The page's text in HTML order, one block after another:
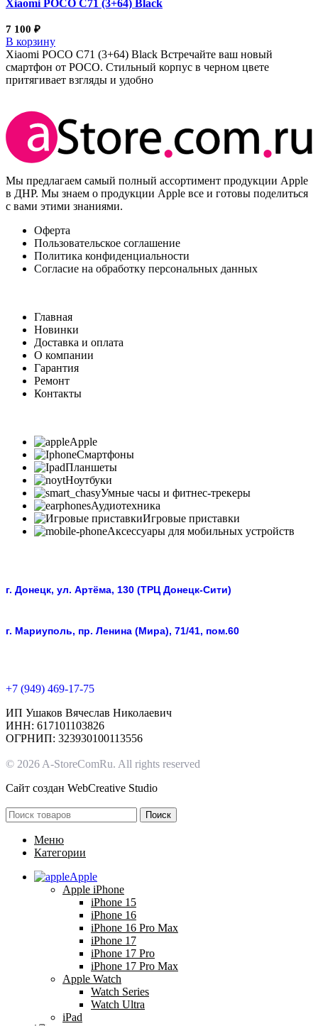
Xiaomi POCO C71 (3+64) Black
7 100 ₽
В корзину
Xiaomi POCO C71 (3+64) Black Встречайте ваш новый
смартфон от POCO. Стильный корпус в черном цвете
притягивает взгляды и удобно
Мы предлагаем самый полный ассортимент продукции Apple
в ДНР. Мы знаем о продукции Apple все и готовы поделиться
с вами этими знаниями.
Оферта
Пользовательское соглашение
Политика конфиденциальности
Согласие на обработку персональных данных
Главная
Новинки
Доставка и оплата
О компании
Гарантия
Ремонт
Контакты
Apple
Смартфоны
Планшеты
Ноутбуки
Умные часы и фитнес-трекеры
Аудиотехника
Игровые приставки
Аксессуары для мобильных устройств
г. Донецк, ул. Артёма, 130 (ТРЦ Донецк-Сити)
г. Мариуполь, пр. Ленина (Мира), 71/41, пом.60
+7 (949) 469-17-75
ИП Ушаков Вячеслав Николаевич
ИНН: 617101103826
ОГРНИП: 323930100113556
© 2026 A-StoreComRu. All rights reserved
Сайт создан WebCreative Studio
Поиск
Меню
Категории
Apple
Apple iPhone
iPhone 15
iPhone 16
iPhone 16 Pro Max
iPhone 17
iPhone 17 Pro
iPhone 17 Pro Max
Apple Watch
Watch Series
Watch Ultra
iPad